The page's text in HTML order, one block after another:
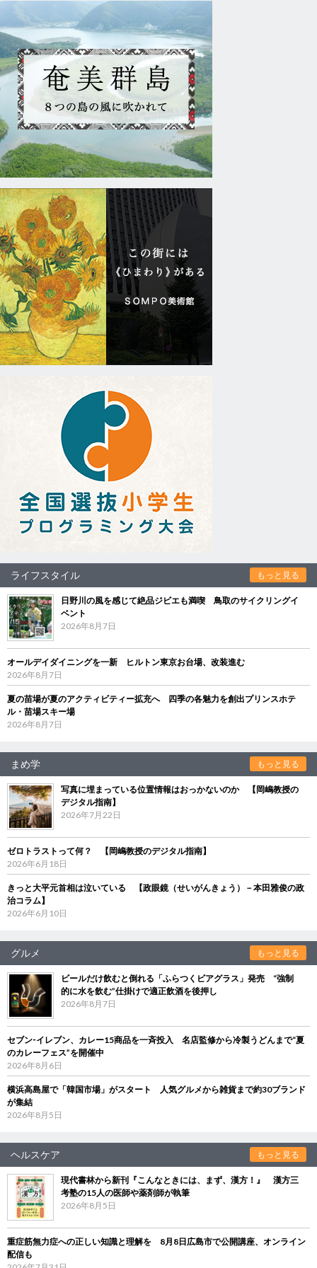
ライフスタイル もっと見る
日野川の風を感じて絶品ジビエも満喫 鳥取のサイクリングイ
ベント
2026年8月7日
オールデイダイニングを一新 ヒルトン東京お台場、改装進む
2026年8月7日
夏の苗場が夏のアクティビティー拡充へ 四季の各魅力を創出プリンスホテ
ル・苗場スキー場
2026年8月7日
まめ学 もっと見る
写真に埋まっている位置情報はおっかないのか 【岡嶋教授の
デジタル指南】
2026年7月22日
ゼロトラストって何？ 【岡嶋教授のデジタル指南】
2026年6月18日
きっと大平元首相は泣いている 【政眼鏡（せいがんきょう）－本田雅俊の政
治コラム】
2026年6月10日
グルメ もっと見る
ビールだけ飲むと倒れる「ふらつくビアグラス」発売 “強制
的に水を飲む”仕掛けで適正飲酒を後押し
2026年8月7日
セブン‐イレブン、カレー15商品を一斉投入 名店監修から冷製うどんまで“夏
のカレーフェス”を開催中
2026年8月6日
横浜高島屋で「韓国市場」がスタート 人気グルメから雑貨まで約30ブランド
が集結
2026年8月5日
ヘルスケア もっと見る
現代書林から新刊『こんなときには、まず、漢方！』 漢方三
考塾の15人の医師や薬剤師が執筆
2026年8月5日
重症筋無力症への正しい知識と理解を 8月8日広島市で公開講座、オンライン
配信も